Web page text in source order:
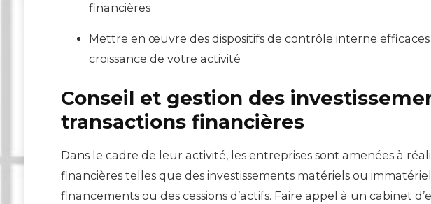
financières
Mettre en œuvre des dispositifs de contrôle interne
croissance de votre activité
Conseil et gestion des
transactions financières
Dans le cadre de leur activité, les entreprises sont amenées à
financières telles que des investissements matériels ou
financements ou des cessions d’actifs. Faire appel à un cabinet